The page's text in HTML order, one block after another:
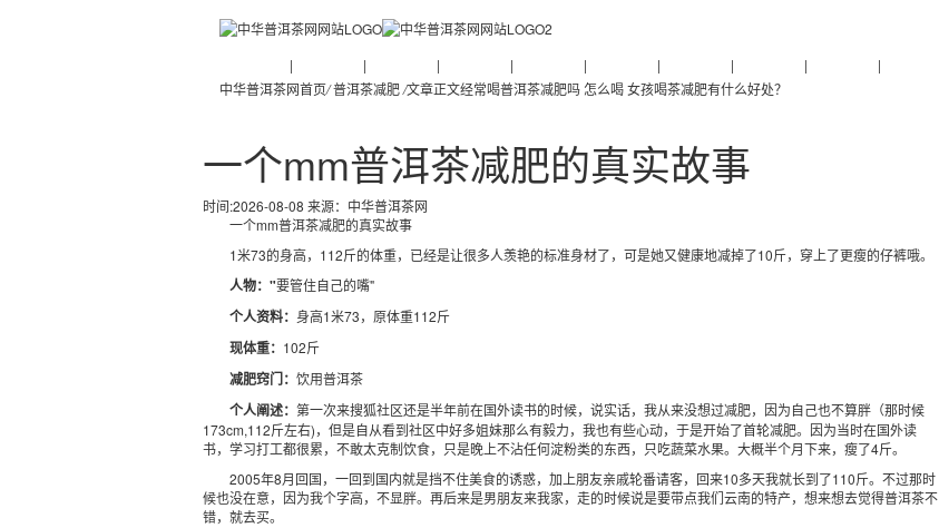
| | | | | | | | |
中华普洱茶网首页/普洱茶减肥/文章正文经常喝普洱茶减肥吗 怎么喝女孩喝茶减肥有什么好处？
一个mm普洱茶减肥的真实故事
时间:2026-08-08 来源： 中华普洱茶网
一个mm普洱茶减肥的真实故事
1米73的身高，112斤的体重，已经是让很多人羡艳的标准身材了，可是她又健康地减掉了10斤，穿上了更瘦的仔裤哦。
人物："要管住自己的嘴"
个人资料： 身高1米73，原体重112斤
现体重： 102斤
减肥窍门： 饮用普洱茶
个人阐述： 第一次来搜狐社区还是半年前在国外读书的时候，说实话，我从来没想过减肥，因为自己也不算胖（那时候
173cm,112斤左右)，但是自从看到社区中好多姐妹那么有毅力，我也有些心动，于是开始了首轮减肥。因为当时在国外读
书，学习打工都很累，不敢太克制饮食，只是晚上不沾任何淀粉类的东西，只吃蔬菜水果。大概半个月下来，瘦了4斤。
2005年8月回国，一回到国内就是挡不住美食的诱惑，加上朋友亲戚轮番请客，回来10多天我就长到了110斤。不过那时
候也没在意，因为我个字高，不显胖。再后来是男朋友来我家，走的时候说是要带点我们云南的特产，想来想去觉得普洱茶不
错，就去买。